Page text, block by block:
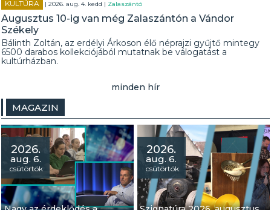
KULTÚRA | 2026. aug. 4. kedd | Zalaszántó
Augusztus 10-ig van még Zalaszántón a Vándor
Székely
Bálinth Zoltán, az erdélyi Árkoson élő néprajzi gyűjtő mintegy
6500 darabos kollekciójából mutatnak be válogatást a
kultúrházban.
minden hír
MAGAZIN
2026.
aug. 6.
csütörtök
2026.
aug. 6.
csütörtök